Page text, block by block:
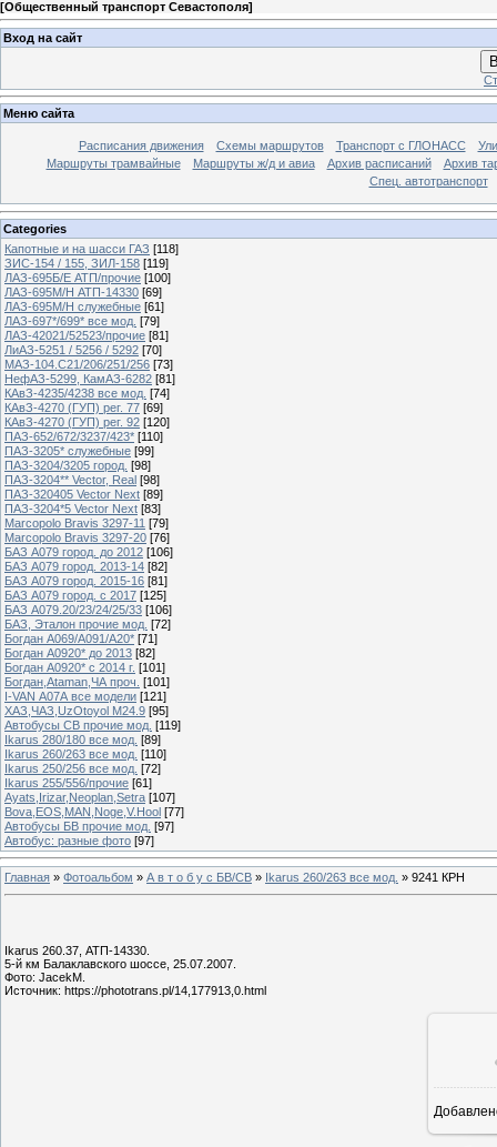
[Общественный транспорт Севастополя]
Вход на сайт
Меню сайта
Расписания движения Схемы маршрутов Транспорт с ГЛОНАСС
Маршруты трамвайные
Маршруты ж/д и авиа Архив расписаний
Архив
Спец. автотранспорт
Categories
Капотные и на шасси ГАЗ [118]
ЗИС-154 / 155, ЗИЛ-158 [119]
ЛАЗ-695Б/Е АТП/прочие [100]
ЛАЗ-695М/Н АТП-14330 [69]
ЛАЗ-695М/Н служебные [61]
ЛАЗ-697*/699* все мод. [79]
ЛАЗ-42021/52523/прочие [81]
ЛиАЗ-5251 / 5256 / 5292 [70]
МАЗ-104.C21/206/251/256 [73]
НефАЗ-5299, КамАЗ-6282 [81]
КАвЗ-4235/4238 все мод. [74]
КАвЗ-4270 (ГУП) рег. 77 [69]
КАвЗ-4270 (ГУП) рег. 92 [120]
ПАЗ-652/672/3237/423* [110]
ПАЗ-3205* служебные [99]
ПАЗ-3204/3205 город. [98]
ПАЗ-3204** Vector, Real [98]
ПАЗ-320405 Vector Next [89]
ПАЗ-3204*5 Vector Next [83]
Marcopolo Bravis 3297-11 [79]
Marcopolo Bravis 3297-20 [76]
БАЗ А079 город. до 2012 [106]
БАЗ А079 город. 2013-14 [82]
БАЗ А079 город. 2015-16 [81]
БАЗ А079 город. с 2017 [125]
БАЗ А079.20/23/24/25/33 [106]
БАЗ, Эталон прочие мод. [72]
Богдан А069/А091/А20* [71]
Богдан А0920* до 2013 [82]
Богдан А0920* с 2014 г. [101]
Богдан,Ataman,ЧА проч. [101]
I-VAN А07А все модели [121]
ХАЗ,ЧАЗ,UzOtoyol M24.9 [95]
Автобусы СВ прочие мод. [119]
Ikarus 280/180 все мод. [89]
Ikarus 260/263 все мод. [110]
Ikarus 250/256 все мод. [72]
Ikarus 255/556/прочие [61]
Ayats,Irizar,Neoplan,Setra [107]
Bova,EOS,MAN,Noge,V.Hool [77]
Автобусы БВ прочие мод. [97]
Автобус: разные фото [97]
Главная » Фотоальбом » А в т о б у с БВ/СВ » Ikarus 260/263 все мод. » 9241 КРН
Ikarus 260.37, АТП-14330.
5-й км Балаклавского шоссе, 25.07.2007.
Фото: JacekM.
Источник: https://phototrans.pl/14,177913,0.html